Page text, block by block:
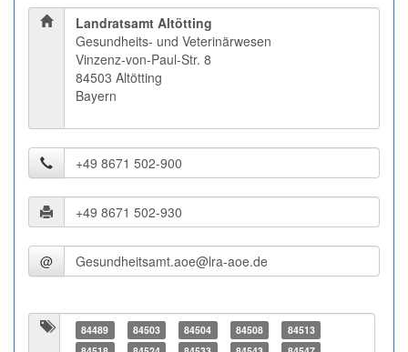
Landratsamt Altötting
Gesundheits- und Veterinärwesen
Vinzenz-von-Paul-Str. 8
84503 Altötting
Bayern
@
84489 84503 84504 84508
84513